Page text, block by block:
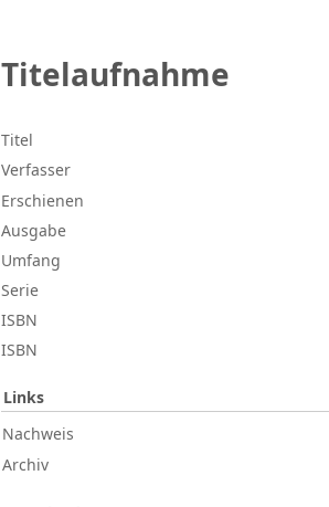
Titelaufnahme
Titel
Verfasser
Erschienen
Ausgabe
Umfang
Serie
ISBN
ISBN
Links
Nachweis
Archiv